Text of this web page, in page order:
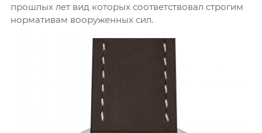
прошлых лет вид которых соответствовал строгим
нормативам вооруженных сил.